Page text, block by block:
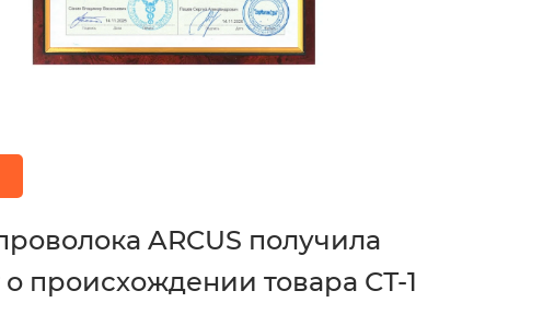
ARCUS получила
происхождении товара СТ-1